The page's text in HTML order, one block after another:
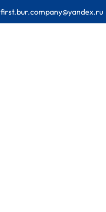
first.bur.company@yandex.ru